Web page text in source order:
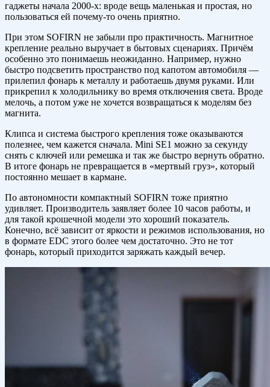
гаджеты начала 2000-х: вроде вещь маленькая и простая, но
пользоваться ей почему-то очень приятно.
При этом SOFIRN не забыли про практичность. Магнитное
крепление реально выручает в бытовых сценариях. Причём
особенно это понимаешь неожиданно. Например, нужно
быстро подсветить пространство под капотом автомобиля —
прилепил фонарь к металлу и работаешь двумя руками. Или
прикрепил к холодильнику во время отключения света. Вроде
мелочь, а потом уже не хочется возвращаться к моделям без
магнита.
Клипса и система быстрого крепления тоже оказываются
полезнее, чем кажется сначала. Mini SE1 можно за секунду
снять с ключей или ремешка и так же быстро вернуть обратно.
В итоге фонарь не превращается в «мертвый груз», который
постоянно мешает в кармане.
По автономности компактный SOFIRN тоже приятно
удивляет. Производитель заявляет более 10 часов работы, и
для такой крошечной модели это хороший показатель.
Конечно, всё зависит от яркости и режимов использования, но
в формате EDC этого более чем достаточно. Это не тот
фонарь, который приходится заряжать каждый вечер.